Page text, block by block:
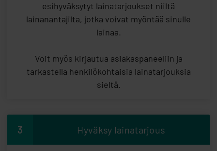
esihyväksytyt lainatarjoukset niiltä
lainanantajilta, jotka voivat myöntää sinulle
lainaa.
Voit myös kirjautua asiakaspaneeliin ja
tarkastella henkilökohtaisia lainatarjouksia
sieltä.
3 Hyväksy lainatarjous